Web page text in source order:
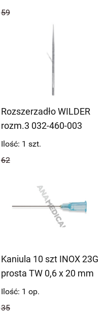
59
Rozszerzadło WILDER
rozm.3 032-460-003
62
Ilość: 1 szt.
Kaniula 10 szt INOX 23G
prosta TW 0,6 x 20 mm
23045S/20
35
Ilość: 1 op.